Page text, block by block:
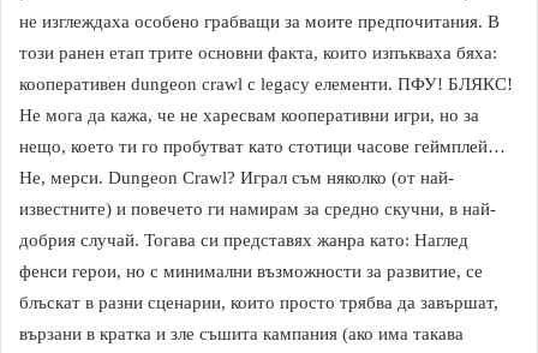
не изглеждаха особено грабващи за моите предпочитания. В
този ранен етап трите основни факта, които изпъкваха бяха:
кооперативен dungeon crawl с legacy елементи. ПФУ! БЛЯКС!
Не мога да кажа, че не харесвам кооперативни игри, но за
нещо, което ти го пробутват като стотици часове геймплей…
Не, мерси. Dungeon Crawl? Играл съм няколко (от най-
известните) и повечето ги намирам за средно скучни, в най-
добрия случай. Тогава си представях жанра като: Наглед
фенси герои, но с минимални възможности за развитие, се
блъскат в разни сценарии, които просто трябва да завършат,
вързани в кратка и зле съшита кампания (ако има такава